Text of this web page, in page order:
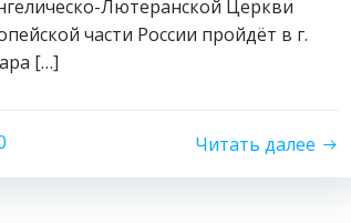
Лютеранской Церкви
части России пройдёт в г.
[…]
Читать далее